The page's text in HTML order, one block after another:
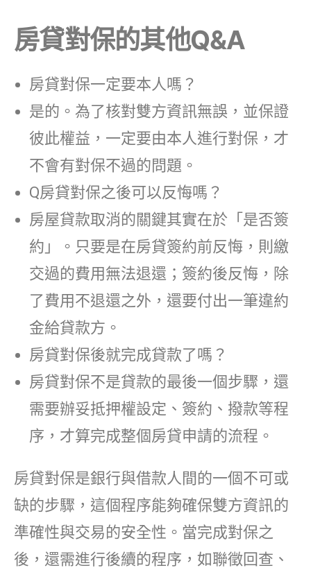
房貸對保的其他Q&A
房貸對保一定要本人嗎？
是的。為了核對雙方資訊無誤，並保證
彼此權益，一定要由本人進行對保，才
不會有對保不過的問題。
Q房貸對保之後可以反悔嗎？
房屋貸款取消的關鍵其實在於「是否簽
約」。只要是在房貸簽約前反悔，則繳
交過的費用無法退還；簽約後反悔，除
了費用不退還之外，還要付出一筆違約
金給貸款方。
房貸對保後就完成貸款了嗎？
房貸對保不是貸款的最後一個步驟，還
需要辦妥抵押權設定、簽約、撥款等程
序，才算完成整個房貸申請的流程。
房貸對保是銀行與借款人間的一個不可或
缺的步驟，這個程序能夠確保雙方資訊的
準確性與交易的安全性。當完成對保之
後，還需進行後續的程序，如聯徵回查、